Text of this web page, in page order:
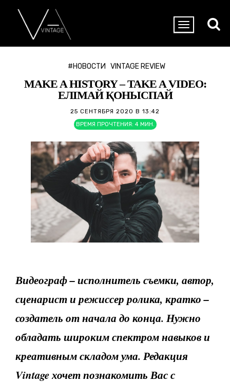
#НОВОСТИ VINTAGE REVIEW
MAKE A HISTORY – TAKE A VIDEO:
ЕЛІМАЙ ҚОНЫСПАЙ
25 СЕНТЯБРЯ 2020 В 13:42
ВРЕМЯ ПРОЧТЕНИЯ: 4 МИН.
Видеограф – исполнитель съемки, автор,
сценарист и режиссер ролика, кратко –
создатель от начала до конца. Нужно
обладать широким спектром навыков и
креативным складом ума. Редакция
Vintage хочет познакомить Вас с